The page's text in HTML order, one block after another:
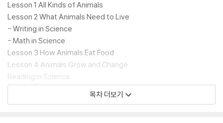
Lesson 1 All Kinds of Animals
Lesson 2 What Animals Need to Live
- Writing in Science
- Math in Science
Lesson 3 How Animals Eat Food
Lesson 4 Animals Grow and Change
Reading in Science
I Read to Review: My Animal Book
Chapter 3 Review and Test Preparation
목차 더보기